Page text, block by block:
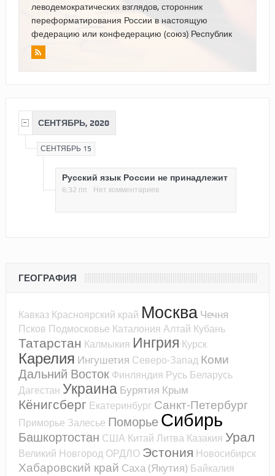
леводемократических взглядов, сторонник
переформатирования России в настоящую
федерацию или конфедерацию (союз) Республик
СЕНТЯБРЬ, 2020
СЕНТЯБРЬ 15
Русский язык России не принадлежит
6:32 пп Нет комментариев
ГЕОГРАФИЯ
Кавказ Красноярский край Москва Чечня
Псков Подмосковье Каталония Алтай Кубань
Татарстан Калмыкия Ингрия Курск
Карелия Ингушетия Северо-Запад Коми
Дальний Восток Финляндия Русь Беларусь
Дагестан Украина Бурятия Крым
Кёнигсберг Екатеринбург Санкт-Петербург
Приморье Залесье ПоморьеСибирь
Башкортостан США Китай Литва Казакия Урал
Великий Новгород ОРДЛО Эстония Новосибирск
Хабаровский край Саха (Якутия) Байкалия